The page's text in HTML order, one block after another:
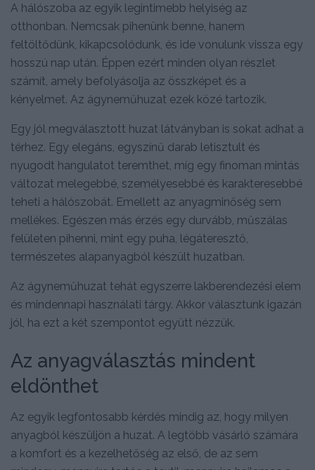
A hálószoba az egyik legintimebb helyiség az
otthonban. Nemcsak pihenünk benne, hanem
feltöltődünk, kikapcsolódunk, és ide vonulunk vissza egy
hosszú nap után. Éppen ezért minden olyan részlet
számít, amely befolyásolja az összképet és a
kényelmet. Az ágyneműhuzat ezek közé tartozik.
Egy jól megválasztott huzat látványban is sokat adhat a
térhez. Egy elegáns, egyszínű darab letisztult és
nyugodt hangulatot teremthet, míg egy finoman mintás
változat melegebbé, személyesebbé és karakteresebbé
teheti a hálószobát. Emellett az anyagminőség sem
mellékes. Egészen más érzés egy durvább, műszálas
felületen pihenni, mint egy puha, légáteresztő,
természetes alapanyagból készült huzatban.
Az ágyneműhuzat tehát egyszerre lakberendezési elem
és mindennapi használati tárgy. Akkor választunk igazán
jól, ha ezt a két szempontot együtt nézzük.
Az anyagválasztás mindent
eldönthet
Az egyik legfontosabb kérdés mindig az, hogy milyen
anyagból készüljön a huzat. A legtöbb vásárló számára
a komfort és a kezelhetőség az első, de az sem